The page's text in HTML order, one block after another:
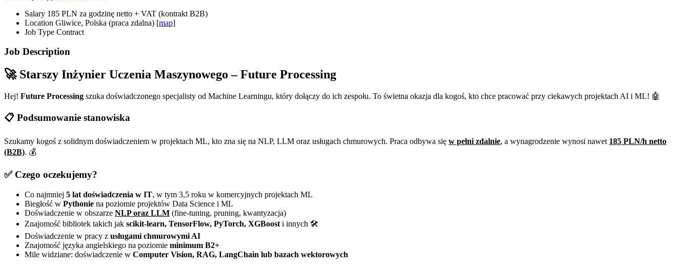
Salary 185 PLN za godzinę netto + VAT (kontrakt B2B)
Location Gliwice, Polska (praca zdalna) [map]
Job Type Contract
Job Description
🚀 Starszy Inżynier Uczenia Maszynowego – Future Processing
Hej! Future Processing szuka doświadczonego specjalisty od Machine Learningu, który dołączy do ich zespołu. To świetna okazja dla kogoś, kto chce pracować przy ciekawych projektach AI i ML! 🤖
📋 Podsumowanie stanowiska
Szukamy kogoś z solidnym doświadczeniem w projektach ML, kto zna się na NLP, LLM oraz usługach chmurowych. Praca odbywa się w pełni zdalnie, a wynagrodzenie wynosi nawet 185 PLN/h netto
(B2B). 💰
✅ Czego oczekujemy?
Co najmniej 5 lat doświadczenia w IT, w tym 3,5 roku w komercyjnych projektach ML
Biegłość w Pythonie na poziomie projektów Data Science i ML
Doświadczenie w obszarze NLP oraz LLM (fine-tuning, pruning, kwantyzacja)
Znajomość bibliotek takich jak scikit-learn, TensorFlow, PyTorch, XGBoost i innych 🛠️
Doświadczenie w pracy z usługami chmurowymi AI
Znajomość języka angielskiego na poziomie minimum B2+
Mile widziane: doświadczenie w Computer Vision, RAG, LangChain lub bazach wektorowych